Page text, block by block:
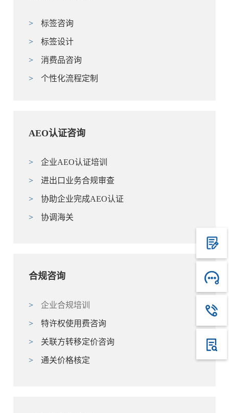
> 标签咨询
> 标签设计
> 消费品咨询
> 个性化流程定制
AEO认证咨询
> 企业AEO认证培训
> 进出口业务合规审查
> 协助企业完成AEO认证
> 协调海关
合规咨询
> 企业合规培训
> 特许权使用费咨询
> 关联方转移定价咨询
> 通关价格核定